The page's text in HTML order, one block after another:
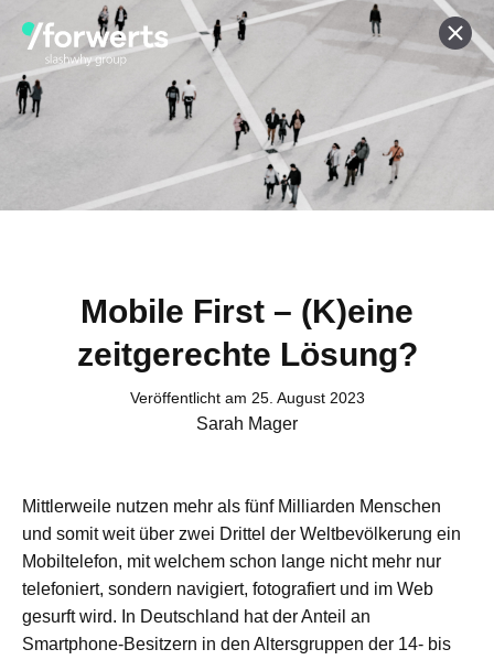
Mobile First – (K)eine
zeitgerechte Lösung?
Veröffentlicht am 25. August 2023
Sarah Mager
Mittlerweile nutzen mehr als fünf Milliarden Menschen
und somit weit über zwei Drittel der Weltbevölkerung ein
Mobiltelefon, mit welchem schon lange nicht mehr nur
telefoniert, sondern navigiert, fotografiert und im Web
gesurft wird. In Deutschland hat der Anteil an
Smartphone-Besitzern in den Altersgruppen der 14- bis
Werde ein Teil von forwerts
Wir sind stets auf der Suche nach neuen Expert:innen die
Lust haben, spannende digitale Produkte und Services
zu kreieren und dabei stets die Nutzer:innen und unsere
Kund:innen im Auge behalten.
Kontakt
Tel. Zentrale: +49 (69) 27273681
60311 Frankfurt am Main
→ Anfahrtsplan Frankfurt
HN – Gymnasiumstraße 35
74072 Heilbronn
→ Anfahrtsplan Heilbronn